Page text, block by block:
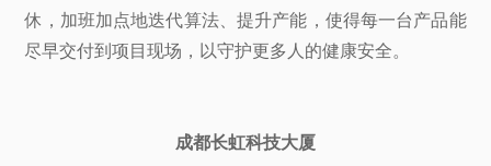
休，加班加点地迭代算法、提升产能，使得每一台产品能
尽早交付到项目现场，以守护更多人的健康安全。
成都长虹科技大厦